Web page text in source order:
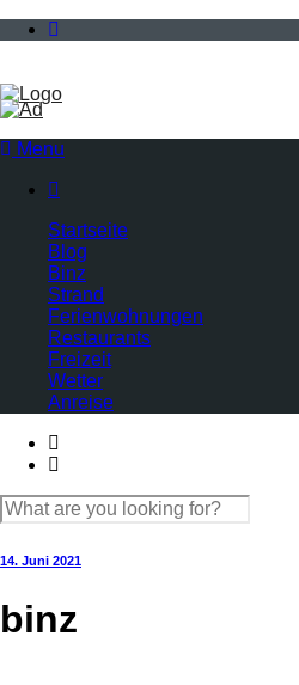
Menu

Startseite
Blog
Binz
Strand
Ferienwohnungen
Restaurants
Freizeit
Wetter
Anreise
14. Juni 2021
binz